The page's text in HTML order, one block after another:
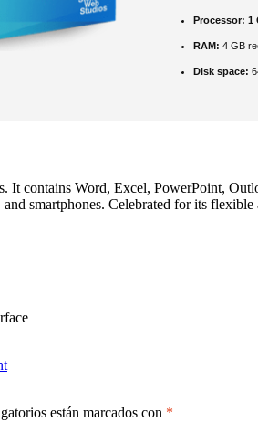
Processor: 1
RAM: 4 GB
Disk space:
contains Word, Excel, PowerPoint,
smartphones. Celebrated for its
están marcados con *